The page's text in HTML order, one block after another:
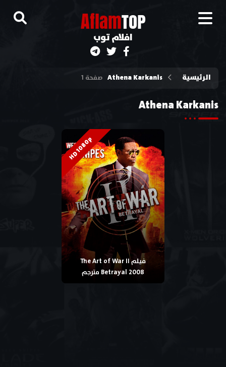
AflamTOP
افلام توب
الرئيسية Athena Karkanis صفحة 1
Athena Karkanis
HD 1080p
فيلم The Art of War II
Betrayal 2008 مترجم